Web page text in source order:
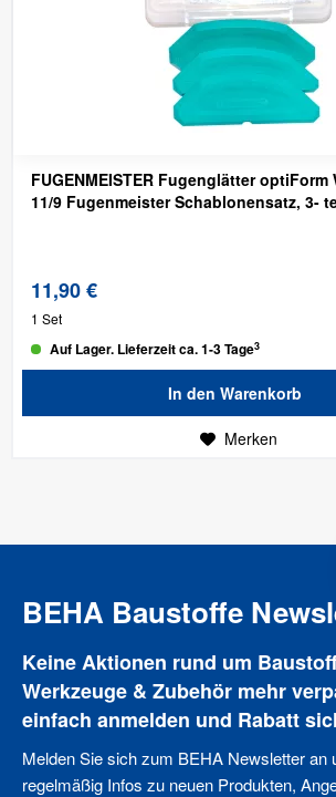
FUGENMEISTER Fugenglätter optiForm
11/9 Fugenmeister Schablonensatz, 3-
11,90 €
1 Set
Auf Lager. Lieferzeit ca. 1-3 Tage3
In den Warenkorb
Merken
BEHA Baustoffe
Keine Aktionen rund um
Werkzeuge & Zubehör mehr
einfach anmelden und Rabatt
Melden Sie sich zum BEHA Newsletter an
regelmäßig Infos zu neuen Produkten,